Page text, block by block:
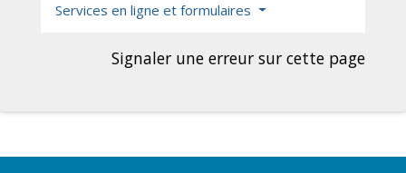
Services en ligne et formulaires
Signaler une erreur sur cette page